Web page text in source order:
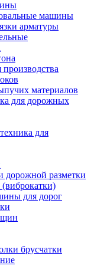
машины
арматуры
материалов
для дорожных
для
дорожной разметки
для дорог
брусчатки